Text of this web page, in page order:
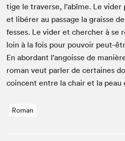
tige le tra­verse, l’abîme. Le
et libér­er au pas­sage la graisse
fess­es. Le vider et chercher à se
loin à la fois pour pou­voir peut-
En abor­dant l’angoisse de
roman veut par­ler de cer­taines
coin­cent entre la chair et la peau
Roman